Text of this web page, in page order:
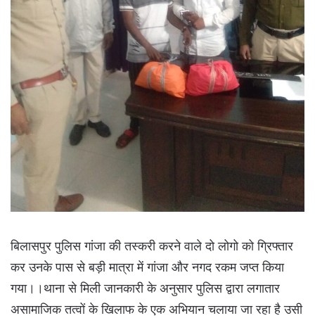
बिलासपुर पुलिस गांजा की तस्करी करने वाले दो लोगो को ग्रिफ्तार
कर उनके पास से बड़ी मात्रा में गांजा और नगद रकम जप्त किया
गया।।थाना से मिली जानकारी के अनुसार पुलिस द्वारा लगातार
असामाजिक तत्वों के खिलाफ के एक अभियान चलाया जा रहा है उसी